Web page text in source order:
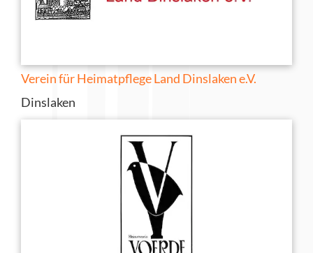
Verein für Heimatpflege Land Dinslaken e.V.
Dinslaken